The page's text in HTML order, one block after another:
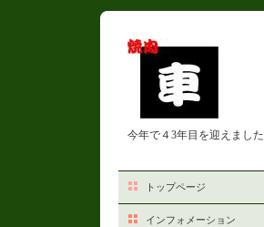
今年で４3年目を迎えました
トップページ
インフォメーション